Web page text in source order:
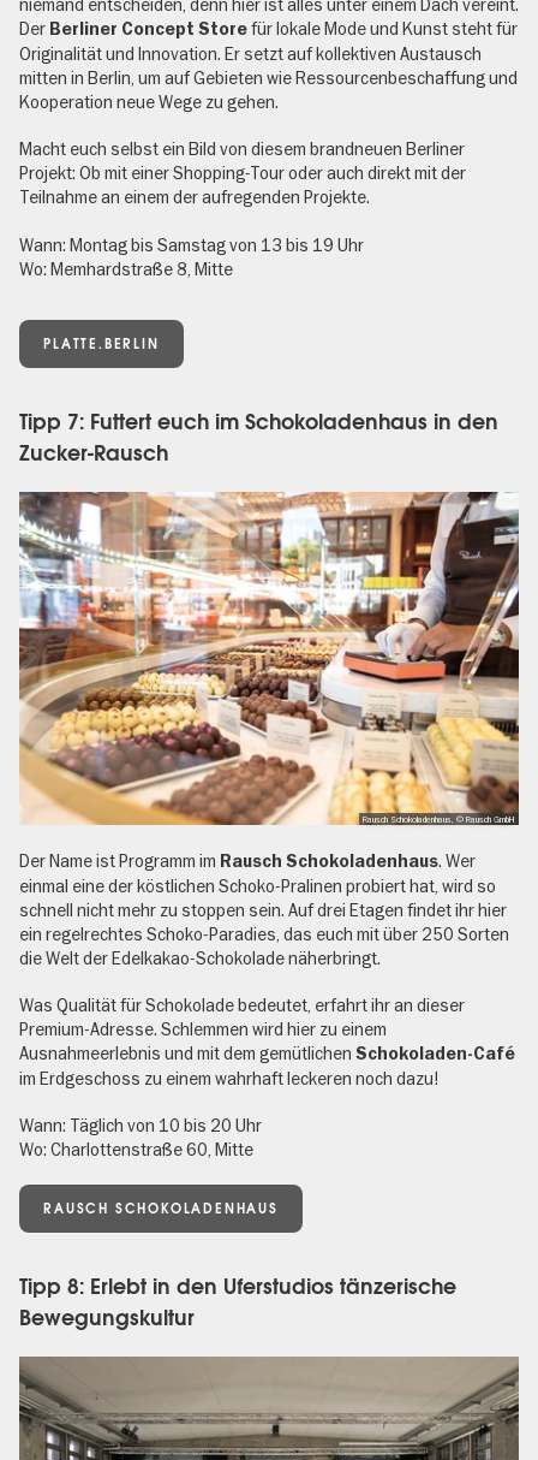
niemand entscheiden, denn hier ist alles unter einem Dach vereint.
Der Berliner Concept Storefür lokale Mode und Kunst steht für
Originalität und Innovation. Er setzt auf kollektiven Austausch
mitten in Berlin, um auf Gebieten wie Ressourcenbeschaffung und
Kooperation neue Wege zu gehen.
Macht euch selbst ein Bild von diesem brandneuen Berliner
Projekt: Ob mit einer Shopping-Tour oder auch direkt mit der
Teilnahme an einem der aufregenden Projekte.
Wann: Montag bis Samstag von 13 bis 19 Uhr
Wo: Memhardstraße 8, Mitte
PLATTE.BERLIN
Tipp 7: Futtert euch im Schokoladenhaus in den
Zucker-Rausch
Rausch Schokoladenhaus, © Rausch GmbH
Der Name ist Programm im Rausch Schokoladenhaus. Wer
einmal eine der köstlichen Schoko-Pralinen probiert hat, wird so
schnell nicht mehr zu stoppen sein. Auf drei Etagen findet ihr hier
ein regelrechtes Schoko-Paradies, das euch mit über 250 Sorten
die Welt der Edelkakao-Schokolade näherbringt.
Was Qualität für Schokolade bedeutet, erfahrt ihr an dieser
Premium-Adresse. Schlemmen wird hier zu einem
Ausnahmeerlebnis und mit dem gemütlichen Schokoladen-Café
im Erdgeschoss zu einem wahrhaft leckeren noch dazu!
Wann: Täglich von 10 bis 20 Uhr
Wo: Charlottenstraße 60, Mitte
RAUSCH SCHOKOLADENHAUS
Tipp 8: Erlebt in den Uferstudios tänzerische
Bewegungskultur